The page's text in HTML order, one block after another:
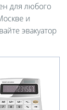
для любого
и
эвакуатор